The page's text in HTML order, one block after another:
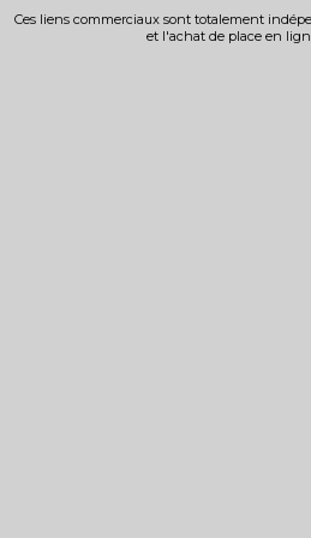
Ces liens commerciaux sont totalement
et l'achat de place en